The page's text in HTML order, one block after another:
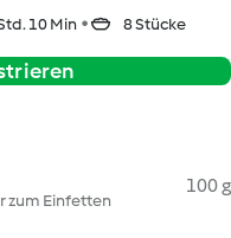
10 Min 8 Stücke
zum Einfetten
100 g